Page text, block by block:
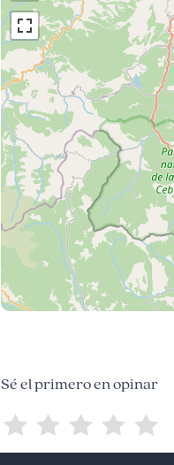
Sé el primero en opinar